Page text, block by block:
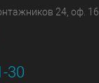
24, оф. 16
30